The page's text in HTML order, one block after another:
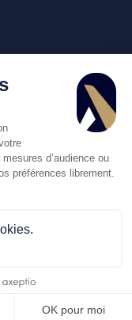
d’audience ou
préférences librement.
OK pour moi